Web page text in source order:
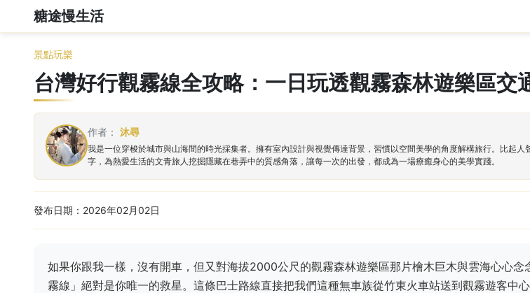
糖途慢生活
景點玩樂
台灣好行觀霧線全攻略：一日玩透觀霧森林遊樂區交
作者： 沐尋
我是一位穿梭於城市與山海間的時光採集者。擁有室內設計與視覺傳達背景，習慣以空間美學的角度解構旅行。比起
字，為熱愛生活的文青旅人挖掘隱藏在巷弄中的質感角落，讓每一次的出發，都成為一場療癒身心的美學實踐。
發布日期：2026年02月02日
如果你跟我一樣，沒有開車，但又對海拔2000公尺的觀霧森林遊樂區那片檜木巨木與雲海心心念
霧線」絕對是你唯一的救星。這條巴士路線直接把我們這種無車族從竹東火車站送到觀霧遊客中